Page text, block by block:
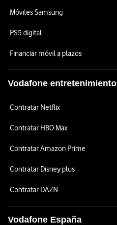
Móviles Samsung
PS5 digital
Financiar móvil a plazos
Vodafone entretenimiento
Contratar Netflix
Contratar HBO Max
Contratar Amazon Prime
Contratar Disney plus
Contratar DAZN
Vodafone España